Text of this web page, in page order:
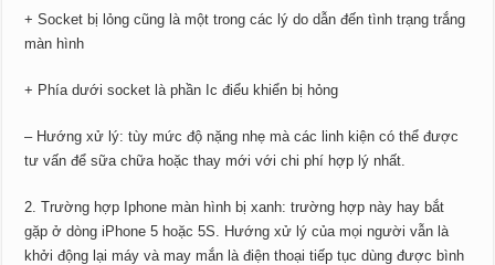
+ Socket bị lỏng cũng là một trong các lý do dẫn đến tình trạng trắng
màn hình
+ Phía dưới socket là phần Ic điểu khiển bị hỏng
– Hướng xử lý: tùy mức độ nặng nhẹ mà các linh kiện có thể được
tư vấn để sữa chữa hoặc thay mới với chi phí hợp lý nhất.
2. Trường hợp Iphone màn hình bị xanh: trường hợp này hay bắt
gặp ở dòng iPhone 5 hoặc 5S. Hướng xử lý của mọi người vẫn là
khởi động lại máy và may mắn là điện thoại tiếp tục dùng được bình